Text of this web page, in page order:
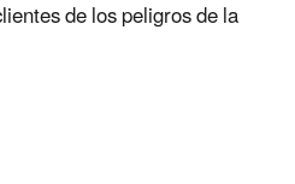
de los peligros de la